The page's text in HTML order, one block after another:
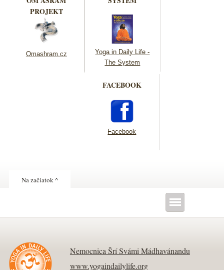
PROJEKT
Omashram.cz
Yoga in Daily Life -
The System
FACEBOOK
Facebook
Na začiatok ^
Nemocnica Šrí Svámi Mádhavánandu
www.yogaindailylife.org